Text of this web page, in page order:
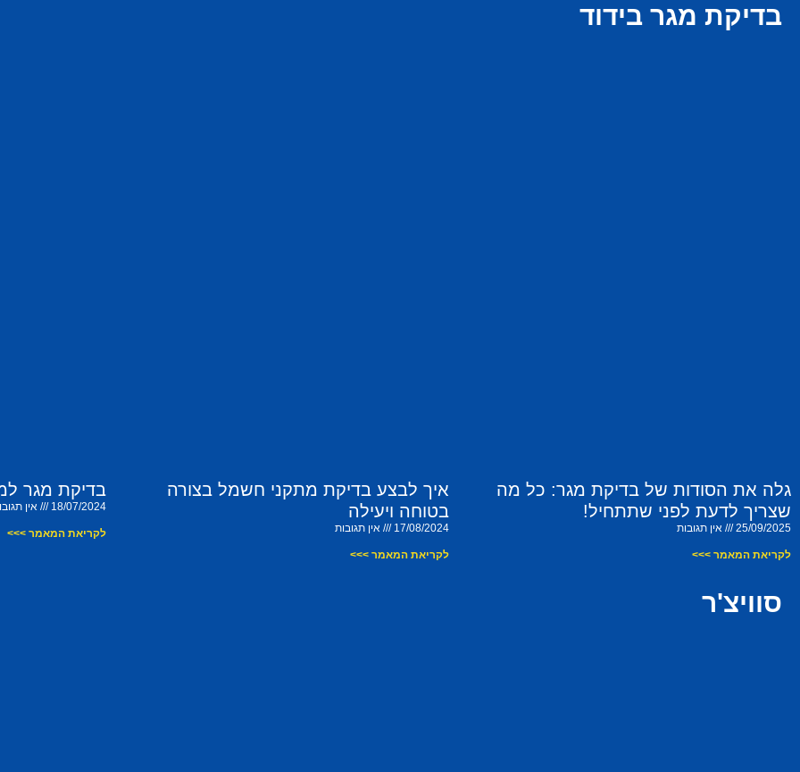
בדיקת מגר בידוד
גלה את הסודות של בדיקת מגר: כל מה
שצריך לדעת לפני שתתחיל!
25/09/2025 אין תגובות
לקריאת המאמר >>>
איך לבצע בדיקת מתקני חשמל בצורה
בטוחה ויעילה
17/08/2024 אין תגובות
לקריאת המאמר >>>
בדיקת מגר
18/07/2024 אין
לקריאת המאמר >>>
סוויצ'ר